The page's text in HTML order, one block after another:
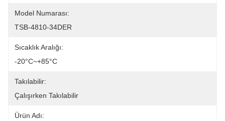
Model Numarası:
TSB-4810-34DER
Sıcaklık Aralığı:
-20°C~+85°C
Takılabilir:
Çalışırken Takılabilir
Ürün Adı: